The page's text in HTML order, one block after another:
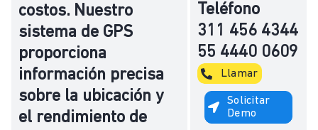
costos. Nuestro
sistema de GPS
proporciona
información precisa
sobre la ubicación y
el rendimiento de
Teléfono
311 456 4344
55 4440 0609
Llamar
Solicitar
Demo